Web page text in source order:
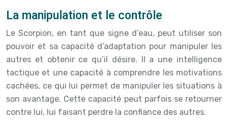
La manipulation et le contrôle
Le Scorpion, en tant que signe d’eau, peut utiliser son
pouvoir et sa capacité d’adaptation pour manipuler les
autres et obtenir ce qu’il désire. Il a une intelligence
tactique et une capacité à comprendre les motivations
cachées, ce qui lui permet de manipuler les situations à
son avantage. Cette capacité peut parfois se retourner
contre lui, lui faisant perdre la confiance des autres.